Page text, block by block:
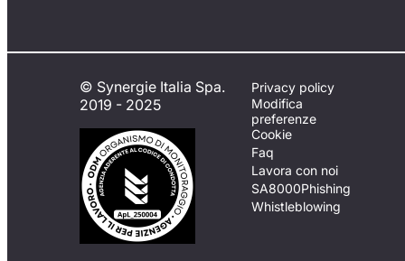
© Synergie Italia Spa.
2019 - 2025
Privacy policy
Modifica
preferenze
Cookie
Faq
Lavora con noi
SA8000Phishing
Whistleblowing